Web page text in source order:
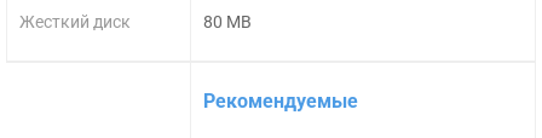
Жесткий диск 80 MB
Рекомендуемые